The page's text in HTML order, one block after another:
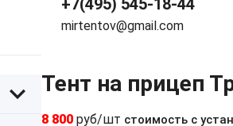
+7(495) 545-18-44
mirtentov@gmail.com
Тент на прицеп
8 800 руб/шт стоимость с